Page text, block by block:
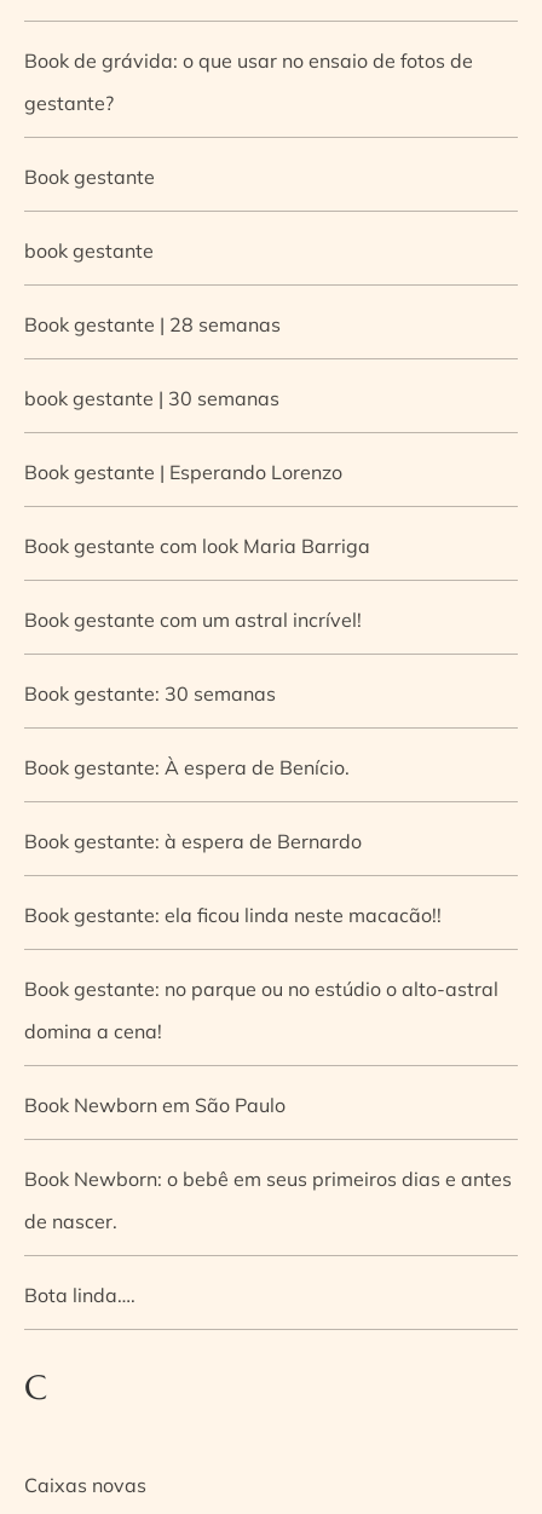
Book de grávida: o que usar no ensaio de fotos de
gestante?
Book gestante
book gestante
Book gestante | 28 semanas
book gestante | 30 semanas
Book gestante | Esperando Lorenzo
Book gestante com look Maria Barriga
Book gestante com um astral incrível!
Book gestante: 30 semanas
Book gestante: À espera de Benício.
Book gestante: à espera de Bernardo
Book gestante: ela ficou linda neste macacão!!
Book gestante: no parque ou no estúdio o alto-astral
domina a cena!
Book Newborn em São Paulo
Book Newborn: o bebê em seus primeiros dias e antes
de nascer.
Bota linda….
C
Caixas novas